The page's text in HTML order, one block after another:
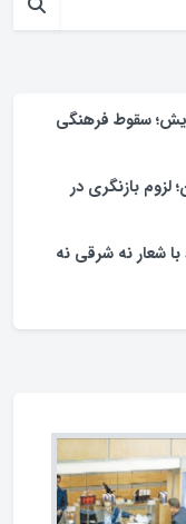
خطری برای ارزش ها
سقوط فرهنگی
بازنگری در